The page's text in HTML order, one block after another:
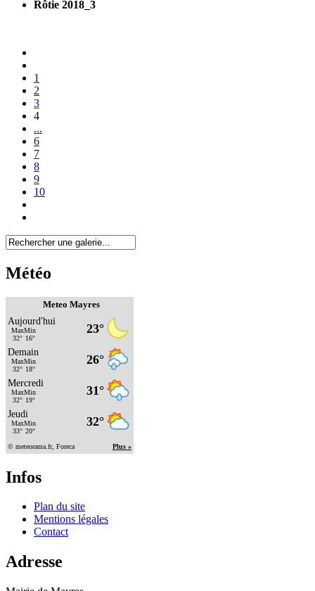
Rôtie 2018_3
1
2
3
4
...
6
7
8
9
10
Météo
Meteo Mayres
Infos
Plan du site
Mentions légales
Contact
Adresse